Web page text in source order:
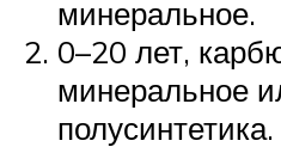
минеральное.
0–20 лет,
минеральное
полусинтетика.